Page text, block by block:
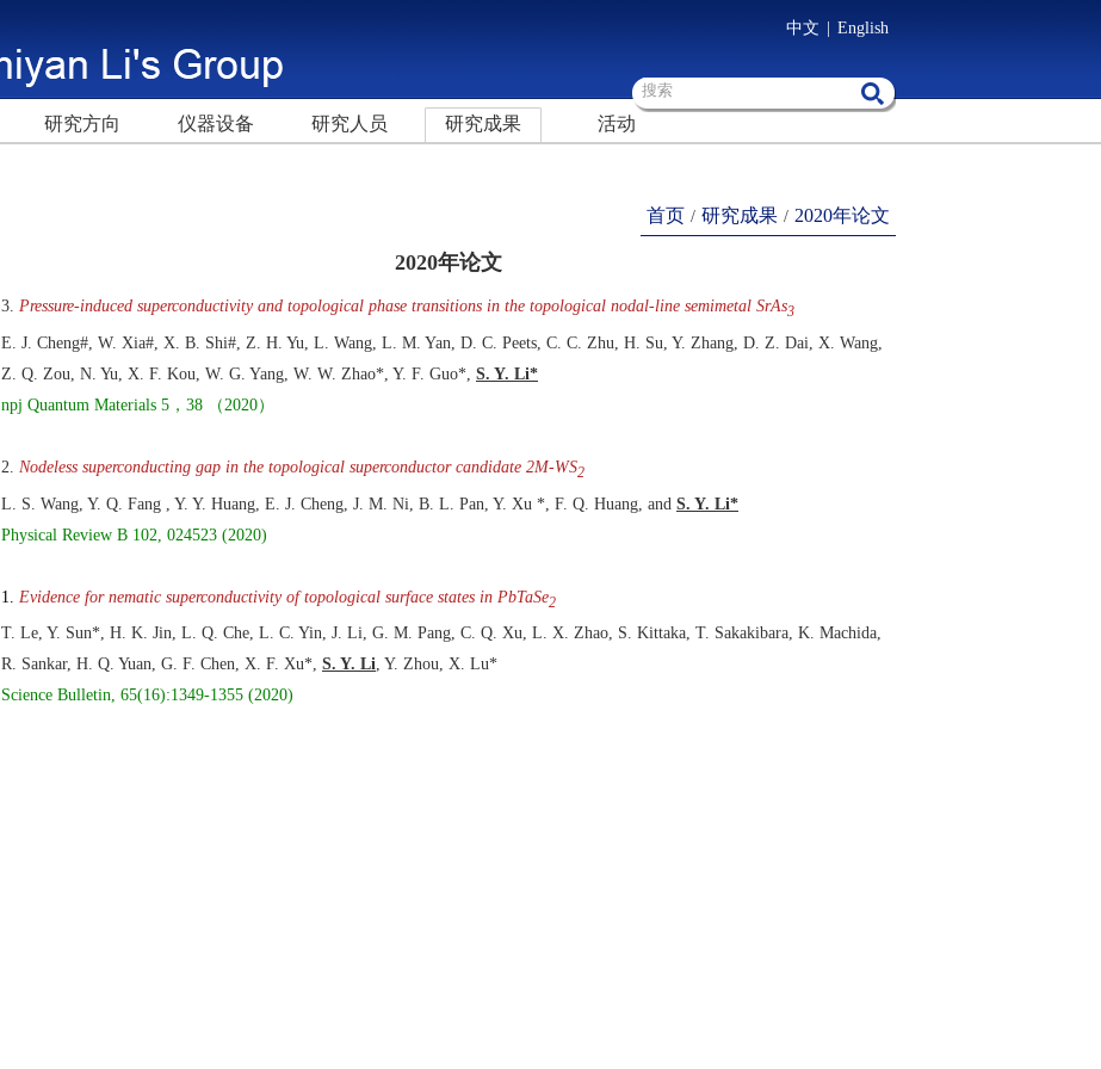
中文 English
研究方向 仪器设备 研究人员 研究成果 活动
首页 / 研究成果 / 2020年论文
2020年论文
3. Pressure-induced superconductivity and topological phase transitions in the topological nodal-line semimetal SrAs3
E. J. Cheng#, W. Xia#, X. B. Shi#, Z. H. Yu, L. Wang, L. M. Yan, D. C. Peets, C. C. Zhu, H. Su, Y. Zhang, D. Z. Dai, X. Wang,
Z. Q. Zou, N. Yu, X. F. Kou, W. G. Yang, W. W. Zhao*, Y. F. Guo*, S. Y. Li*
npj Quantum Materials 5，38 （2020）
2. Nodeless superconducting gap in the topological superconductor candidate 2M-WS2
L. S. Wang, Y. Q. Fang , Y. Y. Huang, E. J. Cheng, J. M. Ni, B. L. Pan, Y. Xu *, F. Q. Huang, and S. Y. Li*
Physical Review B 102, 024523 (2020)
1. Evidence for nematic superconductivity of topological surface states in PbTaSe2
T. Le, Y. Sun*, H. K. Jin, L. Q. Che, L. C. Yin, J. Li, G. M. Pang, C. Q. Xu, L. X. Zhao, S. Kittaka, T. Sakakibara, K. Machida,
R. Sankar, H. Q. Yuan, G. F. Chen, X. F. Xu*, S. Y. Li, Y. Zhou, X. Lu*
Science Bulletin, 65(16):1349-1355 (2020)